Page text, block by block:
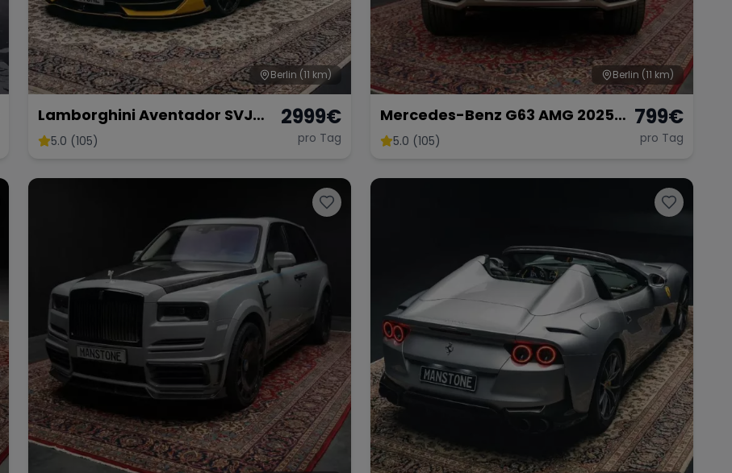
Berlin (11 km)
Lamborghini Aventador SVJ
Coupé 01 di 900 Mieten
5.0 (105)
2999€
pro Tag
Berlin (11 km)
Mercedes-Benz G63 AMG 2025
mieten SUV G-Klasse G 63
5.0 (105)
799€
pro Tag